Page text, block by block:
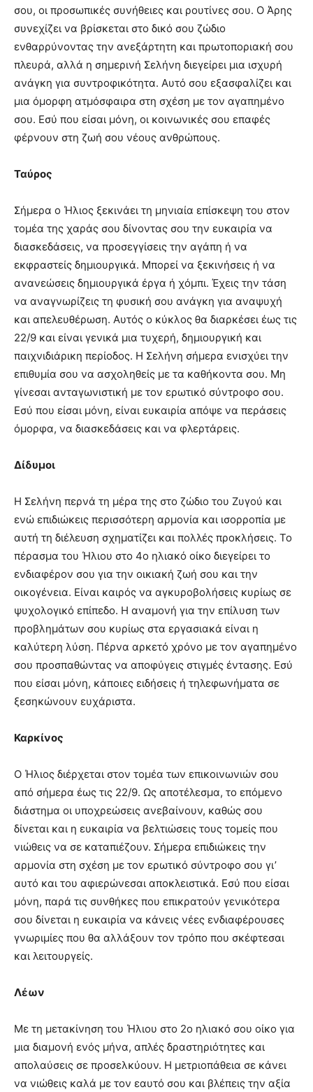
σου, οι προσωπικές συνήθειες και ρουτίνες σου. Ο Άρης
συνεχίζει να βρίσκεται στο δικό σου ζώδιο
ενθαρρύνοντας την ανεξάρτητη και πρωτοποριακή σου
πλευρά, αλλά η σημερινή Σελήνη διεγείρει μια ισχυρή
ανάγκη για συντροφικότητα. Αυτό σου εξασφαλίζει και
μια όμορφη ατμόσφαιρα στη σχέση με τον αγαπημένο
σου. Εσύ που είσαι μόνη, οι κοινωνικές σου επαφές
φέρνουν στη ζωή σου νέους ανθρώπους.
Ταύρος
Σήμερα ο Ήλιος ξεκινάει τη μηνιαία επίσκεψη του στον
τομέα της χαράς σου δίνοντας σου την ευκαιρία να
διασκεδάσεις, να προσεγγίσεις την αγάπη ή να
εκφραστείς δημιουργικά. Μπορεί να ξεκινήσεις ή να
ανανεώσεις δημιουργικά έργα ή χόμπι. Έχεις την τάση
να αναγνωρίζεις τη φυσική σου ανάγκη για αναψυχή
και απελευθέρωση. Αυτός ο κύκλος θα διαρκέσει έως τις
22/9 και είναι γενικά μια τυχερή, δημιουργική και
παιχνιδιάρικη περίοδος. Η Σελήνη σήμερα ενισχύει την
επιθυμία σου να ασχοληθείς με τα καθήκοντα σου. Μη
γίνεσαι ανταγωνιστική με τον ερωτικό σύντροφο σου.
Εσύ που είσαι μόνη, είναι ευκαιρία απόψε να περάσεις
όμορφα, να διασκεδάσεις και να φλερτάρεις.
Δίδυμοι
Η Σελήνη περνά τη μέρα της στο ζώδιο του Ζυγού και
ενώ επιδιώκεις περισσότερη αρμονία και ισορροπία με
αυτή τη διέλευση σχηματίζει και πολλές προκλήσεις. Το
πέρασμα του Ήλιου στο 4ο ηλιακό οίκο διεγείρει το
ενδιαφέρον σου για την οικιακή ζωή σου και την
οικογένεια. Είναι καιρός να αγκυροβολήσεις κυρίως σε
ψυχολογικό επίπεδο. Η αναμονή για την επίλυση των
προβλημάτων σου κυρίως στα εργασιακά είναι η
καλύτερη λύση. Πέρνα αρκετό χρόνο με τον αγαπημένο
σου προσπαθώντας να αποφύγεις στιγμές έντασης. Εσύ
που είσαι μόνη, κάποιες ειδήσεις ή τηλεφωνήματα σε
ξεσηκώνουν ευχάριστα.
Καρκίνος
Ο Ήλιος διέρχεται στον τομέα των επικοινωνιών σου
από σήμερα έως τις 22/9. Ως αποτέλεσμα, το επόμενο
διάστημα οι υποχρεώσεις ανεβαίνουν, καθώς σου
δίνεται και η ευκαιρία να βελτιώσεις τους τομείς που
νιώθεις να σε καταπιέζουν. Σήμερα επιδιώκεις την
αρμονία στη σχέση με τον ερωτικό σύντροφο σου γι’
αυτό και του αφιερώνεσαι αποκλειστικά. Εσύ που είσαι
μόνη, παρά τις συνθήκες που επικρατούν γενικότερα
σου δίνεται η ευκαιρία να κάνεις νέες ενδιαφέρουσες
γνωριμίες που θα αλλάξουν τον τρόπο που σκέφτεσαι
και λειτουργείς.
Λέων
Με τη μετακίνηση του Ήλιου στο 2ο ηλιακό σου οίκο για
μια διαμονή ενός μήνα, απλές δραστηριότητες και
απολαύσεις σε προσελκύουν. Η μετριοπάθεια σε κάνει
να νιώθεις καλά με τον εαυτό σου και βλέπεις την αξία